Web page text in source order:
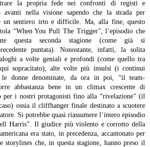
la propria fede nei confronti di registi e
avanti nella visione sapendo che la strada per
sentiero irto e difficile.
Ma, alla fine, questo
“When You Pull The Trigger”, l’episodio che
questa seconda stagione (come già si
puntata).
Nonostante, infatti, la solita
a volte geniali e profondi (come quello tra
sopracitato), alte volte più insulsi (i continui
donne denominate, da ora in poi, “il team-
abbastanza bene in un climax crescente di
per i nostri protagonisti fino alla “rivelazione” (il
ossia il cliffhanger finale destinato a scuotere
Si potrebbe quasi riassumere l’intero episodio
Harris”. Il giudice più violento e corrotto della
era stato, in precedenza, accantonato per
storylines che, in questa stagione, hanno preso il